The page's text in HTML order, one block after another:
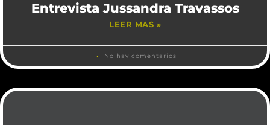
Entrevista Jussandra Travassos
LEER MAS »
No hay comentarios